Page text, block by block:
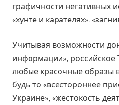
графичности негативных
«хунте и карателях»,
Учитывая возможности
информации», российское
любые красочные образы
будь то «всестороннее
Украине», «жестокость